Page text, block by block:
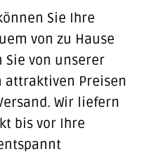
Sie Ihre
von zu Hause
von unserer
attraktiven Preisen
Wir liefern
bis vor Ihre